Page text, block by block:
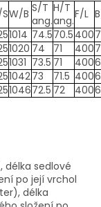
W/B S/T
ang.
H/T
ang.F/L
1014 74.570.5 400
1020 74 71 400
1031 73.5 71 400
104273 71.5 400
104672.5 72 400
sedlové
po její vrchol
délka